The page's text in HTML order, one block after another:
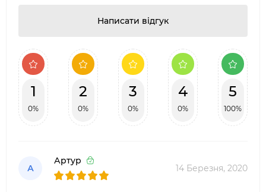
Написати відгук
1
0%
2
0%
3
0%
4
0%
5
100%
А
Артур
14 Березня, 2020